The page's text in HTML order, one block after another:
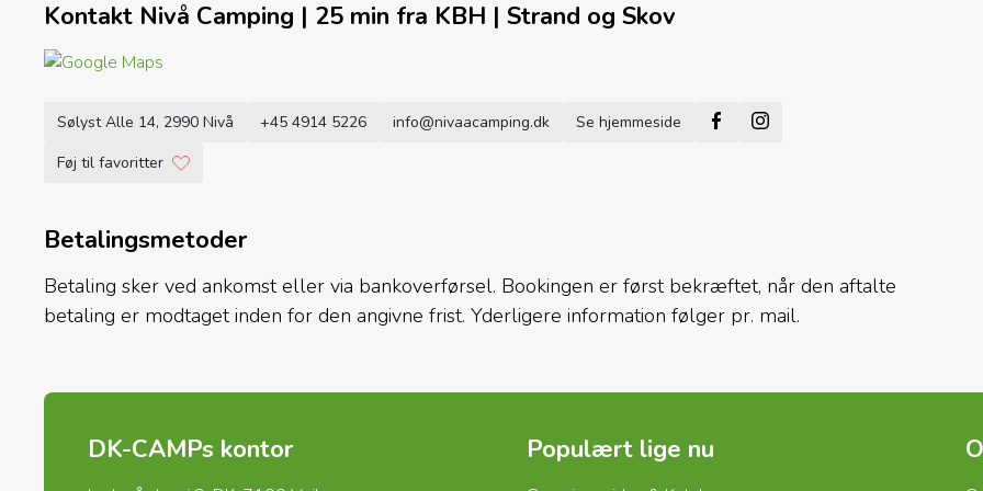
Kontakt Nivå Camping | 25 min fra KBH | Strand og Skov
Sølyst Alle 14, 2990 Nivå +45 4914 5226 info@nivaacamping.dk Se hjemmeside FacebookInstagram
Føj til favoritter
Betalingsmetoder
Betaling sker ved ankomst eller via bankoverførsel. Bookingen er først bekræftet, når den aftalte
betaling er modtaget inden for den angivne frist. Yderligere information følger pr. mail.
DK-CAMPs kontor Populært lige nu